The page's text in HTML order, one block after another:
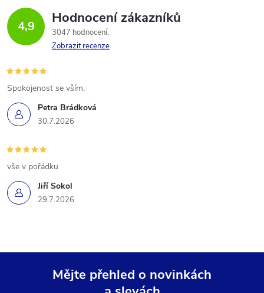
4,9 Hodnocení zákazníků
3047 hodnocení
Zobrazit recenze
Petra Brádková
30.7.2026
Spokojenost se vším.
Jiří Sokol
29.7.2026
vše v pořádku
Mějte přehled o novinkách